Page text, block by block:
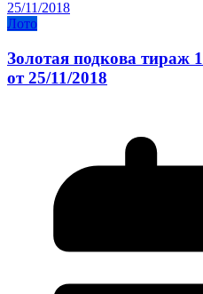
Лото
Золотая подкова тираж
от 25/11/2018